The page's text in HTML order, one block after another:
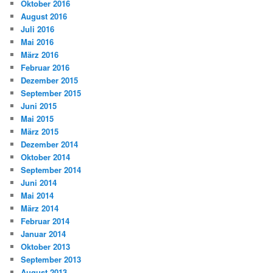
Oktober 2016
August 2016
Juli 2016
Mai 2016
März 2016
Februar 2016
Dezember 2015
September 2015
Juni 2015
Mai 2015
März 2015
Dezember 2014
Oktober 2014
September 2014
Juni 2014
Mai 2014
März 2014
Februar 2014
Januar 2014
Oktober 2013
September 2013